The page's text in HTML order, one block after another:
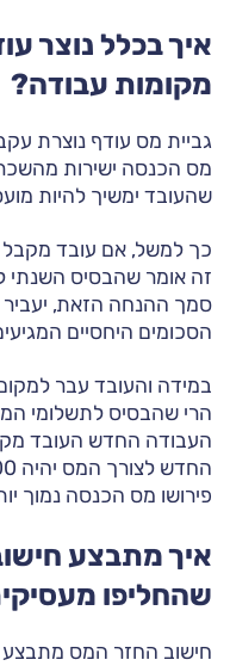
איך בכלל נוצר
מקומות עבודה?
גביית מס עודף נוצרת
מס הכנסה ישירות
שהעובד ימשיך להיות
סמך ההנחה הזאת,
הסכומים היחסיים
במידה והעובד עבר
הרי שהבסיס לתשלומי
פירושו מס הכנסה נמוך
איך מתבצע
שהחליפו
חישוב החזר המס